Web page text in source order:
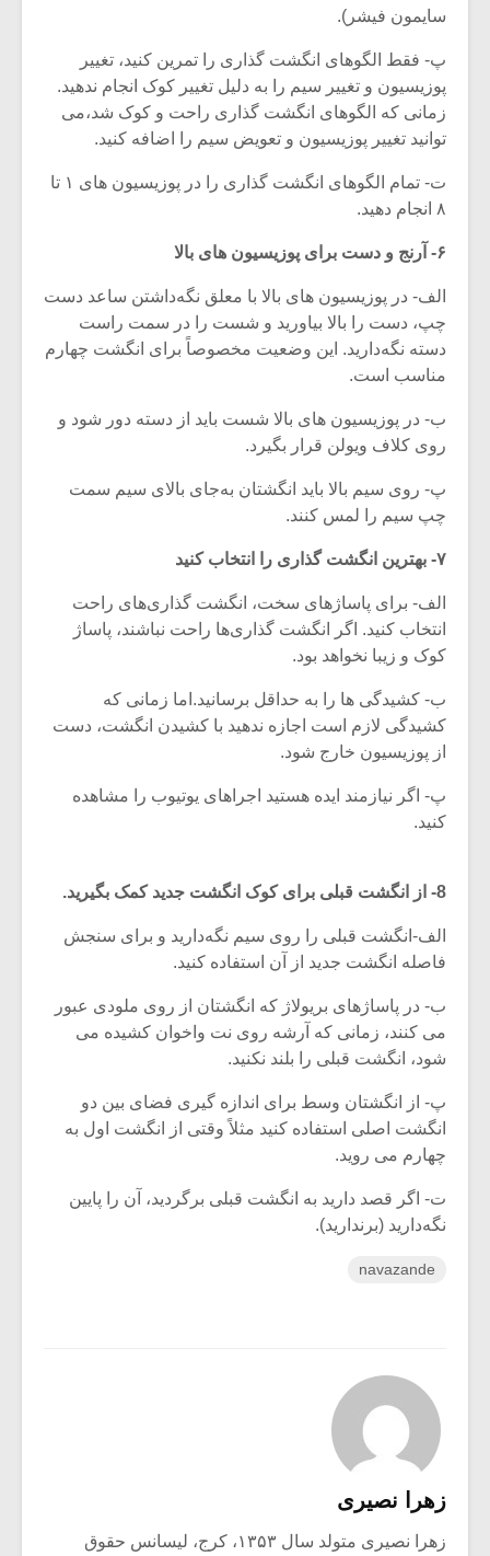
سایمون فیشر).
پ- فقط الگوهای انگشت گذاری را تمرین کنید، تغییر
پوزیسیون و تغییر سیم را به دلیل تغییر کوک انجام ندهید.
زمانی که الگوهای انگشت گذاری راحت و کوک شد،می
توانید تغییر پوزیسیون و تعویض سیم را اضافه کنید.
ت- تمام الگوهای انگشت گذاری را در پوزیسیون های ۱ تا
۸ انجام دهید.
۶- آرنج و دست برای پوزیسیون های بالا
الف- در پوزیسیون های بالا با معلق نگه‌داشتن ساعد دست
چپ، دست را بالا بیاورید و شست را در سمت راست
دسته نگه‌دارید. این وضعیت مخصوصاً برای انگشت چهارم
مناسب است.
ب- در پوزیسیون های بالا شست باید از دسته دور شود و
روی کلاف ویولن قرار بگیرد.
پ- روی سیم بالا باید انگشتان به‌جای بالای سیم سمت
چپ سیم را لمس کنند.
۷- بهترین انگشت گذاری را انتخاب کنید
الف- برای پاساژهای سخت، انگشت گذاری‌های راحت
انتخاب کنید. اگر انگشت گذاری‌ها راحت نباشند، پاساژ
کوک و زیبا نخواهد بود.
ب- کشیدگی ها را به حداقل برسانید.اما زمانی که
کشیدگی لازم است اجازه ندهید با کشیدن انگشت، دست
از پوزیسیون خارج شود.
پ- اگر نیازمند ایده هستید اجراهای یوتیوب را مشاهده
کنید.
8- از انگشت قبلی برای کوک انگشت جدید کمک بگیرید.
الف-انگشت قبلی را روی سیم نگه‌دارید و برای سنجش
فاصله انگشت جدید از آن استفاده کنید.
ب- در پاساژهای بریولاژ که انگشتان از روی ملودی عبور
می کنند، زمانی که آرشه روی نت واخوان کشیده می
شود، انگشت قبلی را بلند نکنید.
پ- از انگشتان وسط برای اندازه گیری فضای بین دو
انگشت اصلی استفاده کنید مثلاً وقتی از انگشت اول به
چهارم می روید.
ت- اگر قصد دارید به انگشت قبلی برگردید، آن را پایین
نگه‌دارید (برندارید).
navazande
زهرا نصیری
زهرا نصیری متولد سال ۱۳۵۳، کرج، لیسانس حقوق
متن فیلم «متری
شیش و نیم»
اگر نمی توانی
مشهورترین باشی،
بدنام ترین باش
موسیقی
موسیقی